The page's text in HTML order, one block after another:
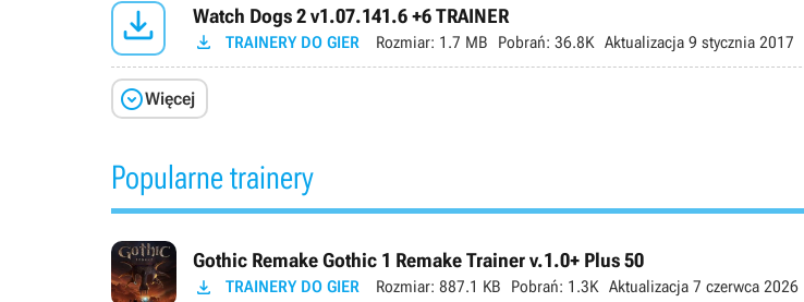
 Watch Dogs 2 v1.07.141.6 +6 TRAINER
 TRAINERY DO GIER Rozmiar: 1.7 MB Pobrań: 36.8K Aktualizacja 9 stycznia 2017
Więcej
Popularne trainery
Gothic Remake Gothic 1 Remake Trainer v.1.0+ Plus 50
 TRAINERY DO GIER Rozmiar: 887.1 KB Pobrań: 1.3K Aktualizacja 7 czerwca 2026